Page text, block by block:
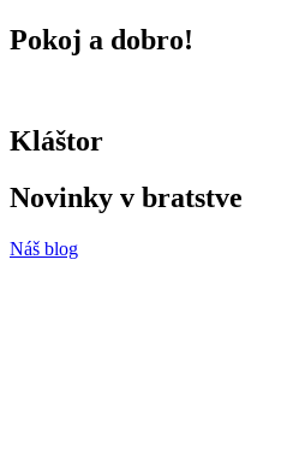
Pokoj a dobro!
Kláštor
Novinky v bratstve
Náš blog